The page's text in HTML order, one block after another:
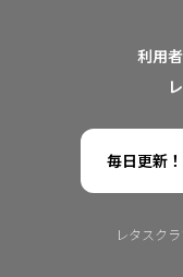
利用
毎日更新
レタスク